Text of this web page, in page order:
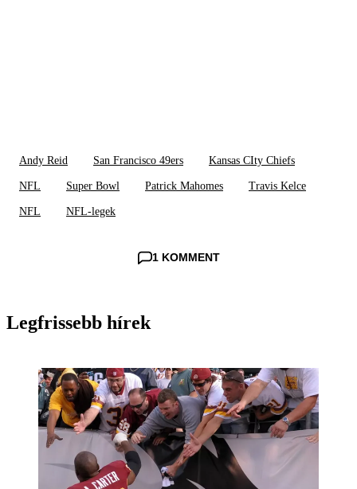
Andy Reid San Francisco 49ers Kansas CIty Chiefs
NFL Super Bowl Patrick Mahomes Travis Kelce
NFL NFL-legek
1 KOMMENT
Legfrissebb hírek